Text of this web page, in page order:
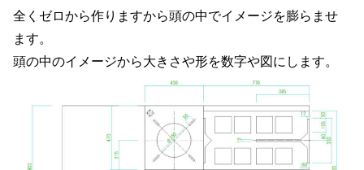
全くゼロから作りますから頭の中でイメージを膨らませ
ます。
頭の中のイメージから大きさや形を数字や図にします。